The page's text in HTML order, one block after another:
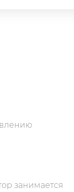
занимается